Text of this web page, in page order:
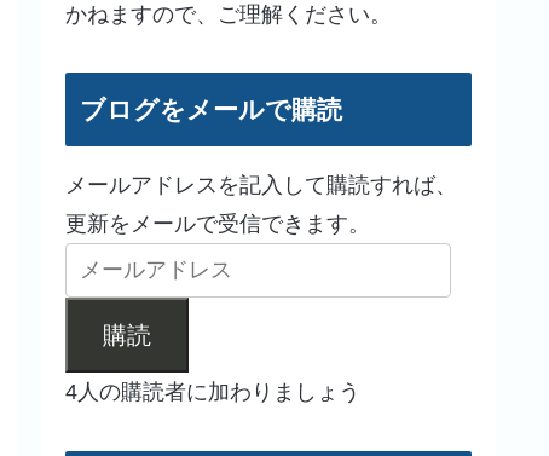
かねますので、ご理解ください。
ブログをメールで購読
メールアドレスを記入して購読すれば、
更新をメールで受信できます。
購読
4人の購読者に加わりましょう